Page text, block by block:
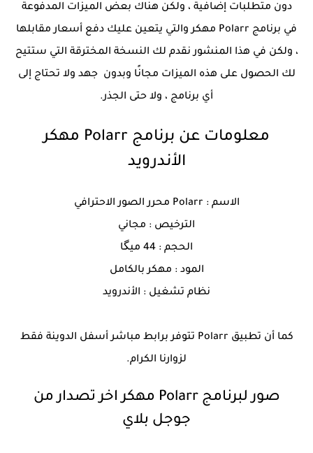
دون متطلبات إضافية ، ولكن هناك بعض الميزات المدفوعة
في برنامج Polarr مهكر والتي يتعين عليك دفع أسعار مقابلها
، ولكن في هذا المنشور نقدم لك النسخة المخترقة التي ستتيح
لك الحصول على هذه الميزات مجانًا وبدون جهد ولا تحتاج إلى
أي برنامج ، ولا حتى الجذر.
معلومات عن برنامج Polarr مهكر
الأندرويد
الاسم : Polarr محرر الصور الاحترافي
الترخيص : مجاني
الحجم : 44 ميگا
المود : مهكر بالكامل
نظام تشغيل : الأندرويد
كما أن تطبيق Polarr تتوفر برابط مباشر أسفل الدوينة فقط
لزوارنا الكرام.
صور لبرنامج Polarr مهكر اخر تصدار من
جوجل بلاي